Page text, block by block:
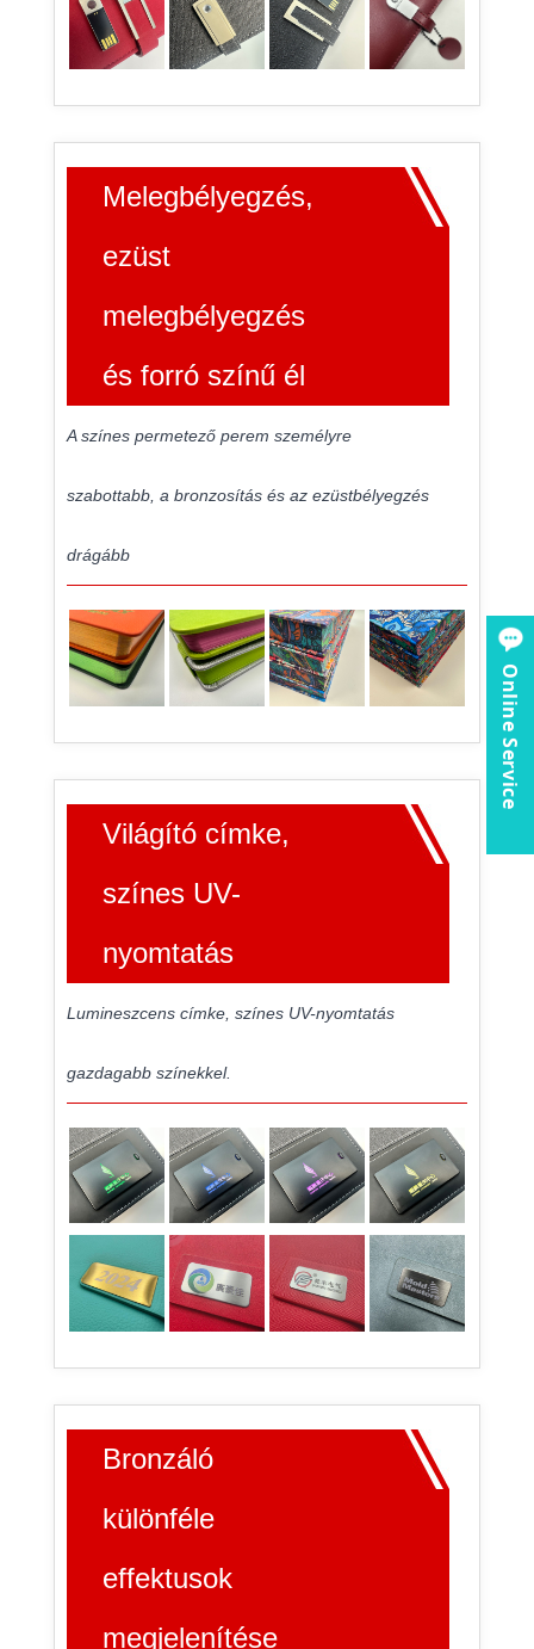
Melegbélyegzés,
ezüst
melegbélyegzés
és forró színű él
A színes permetező perem személyre
szabottabb, a bronzosítás és az ezüstbélyegzés
drágább
Világító címke,
színes UV-
nyomtatás
Lumineszcens címke, színes UV-nyomtatás
gazdagabb színekkel.
Bronzáló
különféle
effektusok
megjelenítése
Online Service